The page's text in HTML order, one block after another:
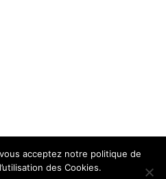
acceptez notre politique de
des Cookies.